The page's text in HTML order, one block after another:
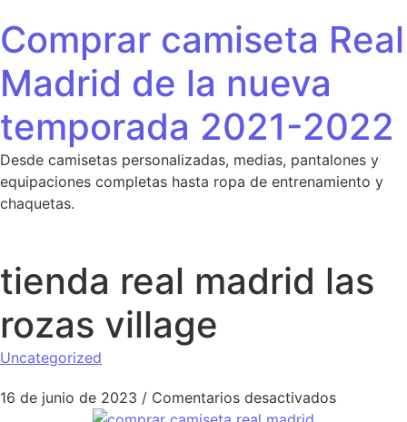
Comprar camiseta Real
Madrid de la nueva
temporada 2021-2022
Desde camisetas personalizadas, medias, pantalones y
equipaciones completas hasta ropa de entrenamiento y
chaquetas.
tienda real madrid las
rozas village
Uncategorized
16 de junio de 2023 / Comentarios desactivadosen tienda